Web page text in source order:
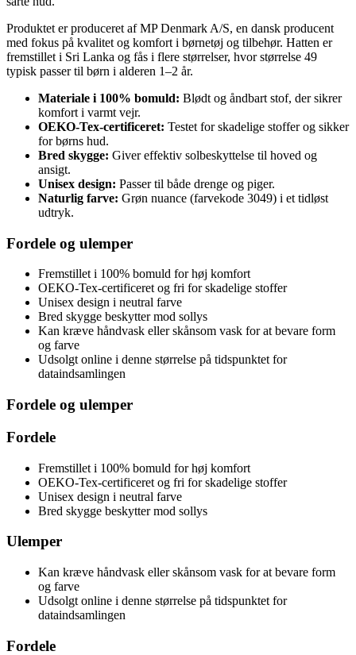
Produktet er produceret af MP Denmark A/S, en dansk producent
med fokus på kvalitet og komfort i børnetøj og tilbehør. Hatten er
fremstillet i Sri Lanka og fås i flere størrelser, hvor størrelse 49
typisk passer til børn i alderen 1–2 år.
Materiale i 100% bomuld: Blødt og åndbart stof, der sikrer
komfort i varmt vejr.
OEKO-Tex-certificeret: Testet for skadelige stoffer og sikker
for børns hud.
Bred skygge: Giver effektiv solbeskyttelse til hoved og
ansigt.
Unisex design: Passer til både drenge og piger.
Naturlig farve: Grøn nuance (farvekode 3049) i et tidløst
udtryk.
Fordele og ulemper
Fremstillet i 100% bomuld for høj komfort
OEKO-Tex-certificeret og fri for skadelige stoffer
Unisex design i neutral farve
Bred skygge beskytter mod sollys
Kan kræve håndvask eller skånsom vask for at bevare form
og farve
Udsolgt online i denne størrelse på tidspunktet for
dataindsamlingen
Fordele og ulemper
Fordele
Fremstillet i 100% bomuld for høj komfort
OEKO-Tex-certificeret og fri for skadelige stoffer
Unisex design i neutral farve
Bred skygge beskytter mod sollys
Ulemper
Kan kræve håndvask eller skånsom vask for at bevare form
og farve
Udsolgt online i denne størrelse på tidspunktet for
dataindsamlingen
Fordele